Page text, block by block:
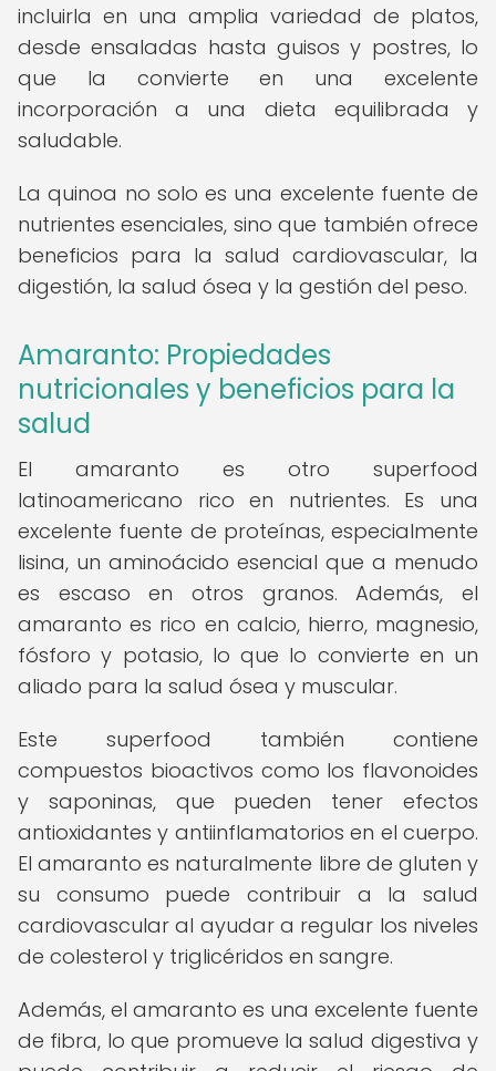
incluirla en una amplia variedad de platos,
desde ensaladas hasta guisos y postres, lo
que la convierte en una excelente
incorporación a una dieta equilibrada y
saludable.
La quinoa no solo es una excelente fuente de
nutrientes esenciales, sino que también ofrece
beneficios para la salud cardiovascular, la
digestión, la salud ósea y la gestión del peso.
Amaranto: Propiedades
nutricionales y beneficios para la
salud
El amaranto es otro superfood
latinoamericano rico en nutrientes. Es una
excelente fuente de proteínas, especialmente
lisina, un aminoácido esencial que a menudo
es escaso en otros granos. Además, el
amaranto es rico en calcio, hierro, magnesio,
fósforo y potasio, lo que lo convierte en un
aliado para la salud ósea y muscular.
Este superfood también contiene
compuestos bioactivos como los flavonoides
y saponinas, que pueden tener efectos
antioxidantes y antiinflamatorios en el cuerpo.
El amaranto es naturalmente libre de gluten y
su consumo puede contribuir a la salud
cardiovascular al ayudar a regular los niveles
de colesterol y triglicéridos en sangre.
Además, el amaranto es una excelente fuente
de fibra, lo que promueve la salud digestiva y